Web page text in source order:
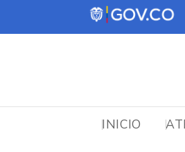
INICIO